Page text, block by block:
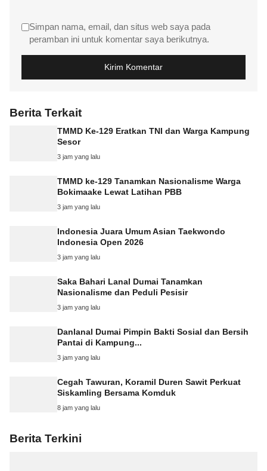
Simpan nama, email, dan situs web saya pada
peramban ini untuk komentar saya berikutnya.
Berita Terkait
TMMD Ke-129 Eratkan TNI dan Warga Kampung
Sesor
3 jam yang lalu
TMMD ke-129 Tanamkan Nasionalisme Warga
Bokimaake Lewat Latihan PBB
3 jam yang lalu
Indonesia Juara Umum Asian Taekwondo
Indonesia Open 2026
3 jam yang lalu
Saka Bahari Lanal Dumai Tanamkan
Nasionalisme dan Peduli Pesisir
3 jam yang lalu
Danlanal Dumai Pimpin Bakti Sosial dan Bersih
Pantai di Kampung...
3 jam yang lalu
Cegah Tawuran, Koramil Duren Sawit Perkuat
Siskamling Bersama Komduk
8 jam yang lalu
Berita Terkini